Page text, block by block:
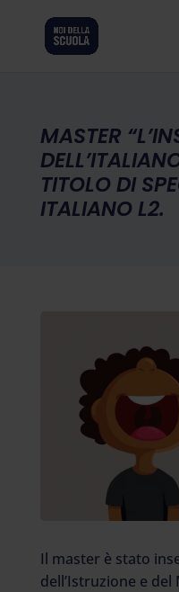
MASTER
TITOLO DI
ITALIANO L2.
Il master è stato
dell’Istruzione e